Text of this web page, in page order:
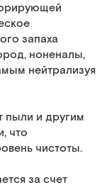
запаха
ноненалы,
нейтрализуя
пыли и другим
что
чистоты.
за счет